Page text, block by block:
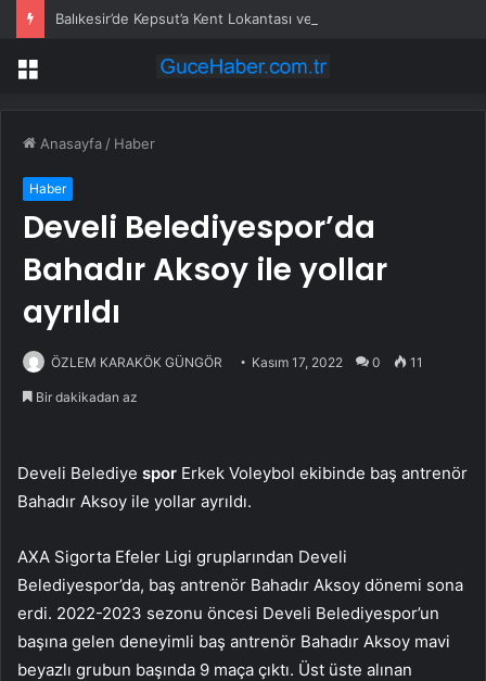
Balıkesir’de Kepsut’a Kent Lokantası ve altyapı desteği
Menü
Anasayfa / Haber
Haber
Develi Belediyespor’da
Bahadır Aksoy ile yollar
ayrıldı
ÖZLEM KARAKÖK GÜNGÖR Kasım 17, 2022 0 11
Bir dakikadan az
Develi Belediye spor Erkek Voleybol ekibinde baş antrenör
Bahadır Aksoy ile yollar ayrıldı.
AXA Sigorta Efeler Ligi gruplarından Develi
Belediyespor’da, baş antrenör Bahadır Aksoy dönemi sona
erdi. 2022-2023 sezonu öncesi Develi Belediyespor’un
başına gelen deneyimli baş antrenör Bahadır Aksoy mavi
beyazlı grubun başında 9 maça çıktı. Üst üste alınan